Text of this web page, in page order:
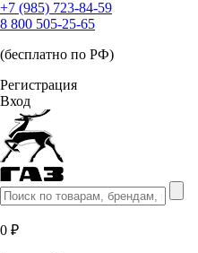
+7 (985) 723-84-59
8 800 505-25-65
(бесплатно по РФ)
Регистрация
Вход
0 ₽